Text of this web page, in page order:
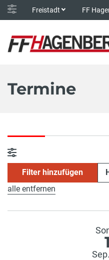
Freistadt FF
Termine
Filter hinzufügen
alle entfernen